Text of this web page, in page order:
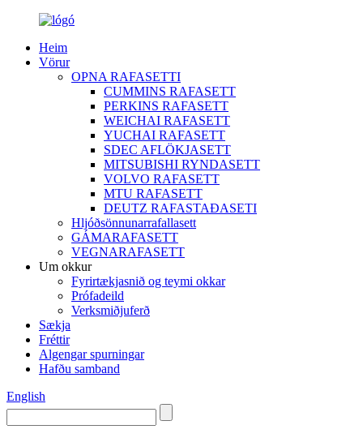
Heim
Vörur
OPNA RAFASETTI
CUMMINS RAFASETT
PERKINS RAFASETT
WEICHAI RAFASETT
YUCHAI RAFASETT
SDEC AFLÖKJASETT
MITSUBISHI RYNDASETT
VOLVO RAFASETT
MTU RAFASETT
DEUTZ RAFASTAÐASETI
Hljóðsönnunarrafallasett
GÁMARAFASETT
VEGNARAFASETT
Um okkur
Fyrirtækjasnið og teymi okkar
Prófadeild
Verksmiðjuferð
Sækja
Fréttir
Algengar spurningar
Hafðu samband
English